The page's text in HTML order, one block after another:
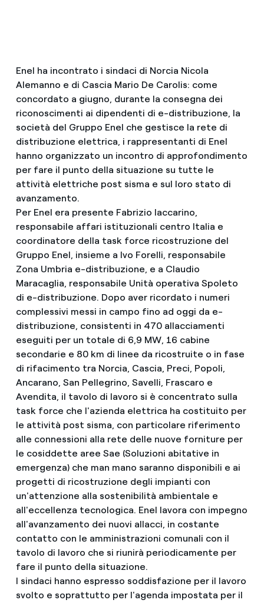
Enel ha incontrato i sindaci di Norcia Nicola
Alemanno e di Cascia Mario De Carolis: come
concordato a giugno, durante la consegna dei
riconoscimenti ai dipendenti di e-distribuzione, la
società del Gruppo Enel che gestisce la rete di
distribuzione elettrica, i rappresentanti di Enel
hanno organizzato un incontro di approfondimento
per fare il punto della situazione su tutte le
attività elettriche post sisma e sul loro stato di
avanzamento.
Per Enel era presente Fabrizio Iaccarino,
responsabile affari istituzionali centro Italia e
coordinatore della task force ricostruzione del
Gruppo Enel, insieme a Ivo Forelli, responsabile
Zona Umbria e-distribuzione, e a Claudio
Maracaglia, responsabile Unità operativa Spoleto
di e-distribuzione. Dopo aver ricordato i numeri
complessivi messi in campo fino ad oggi da e-
distribuzione, consistenti in 470 allacciamenti
eseguiti per un totale di 6,9 MW, 16 cabine
secondarie e 80 km di linee da ricostruite o in fase
di rifacimento tra Norcia, Cascia, Preci, Popoli,
Ancarano, San Pellegrino, Savelli, Frascaro e
Avendita, il tavolo di lavoro si è concentrato sulla
task force che l'azienda elettrica ha costituito per
le attività post sisma, con particolare riferimento
alle connessioni alla rete delle nuove forniture per
le cosiddette aree Sae (Soluzioni abitative in
emergenza) che man mano saranno disponibili e ai
progetti di ricostruzione degli impianti con
un'attenzione alla sostenibilità ambientale e
all'eccellenza tecnologica. Enel lavora con impegno
all'avanzamento dei nuovi allacci, in costante
contatto con le amministrazioni comunali con il
tavolo di lavoro che si riunirà periodicamente per
fare il punto della situazione.
I sindaci hanno espresso soddisfazione per il lavoro
svolto e soprattutto per l'agenda impostata per il